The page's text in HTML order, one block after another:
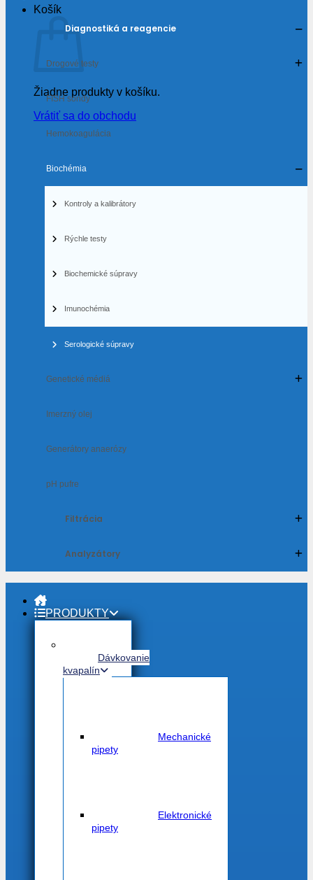
Košík
Žiadne produkty v košíku.
Vrátiť sa do obchodu
Diagnostiká a reagencie
Drogové testy
FISH sondy
Hemokoagulácia
Biochémia
Kontroly a kalibrátory
Rýchle testy
Biochemické súpravy
Imunochémia
Serologické súpravy
Genetické médiá
Imerzný olej
Generátory anaerózy
pH pufre
Filtrácia
Analyzátory
PRODUKTY
Dávkovanie
kvapalín
Mechanické
pipety
Elektronické
pipety